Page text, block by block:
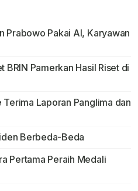
Prabowo Pakai AI, Karyawan
BRIN Pamerkan Hasil Riset di
Laporan Panglima dan
Berbeda-Beda
Pertama Peraih Medali